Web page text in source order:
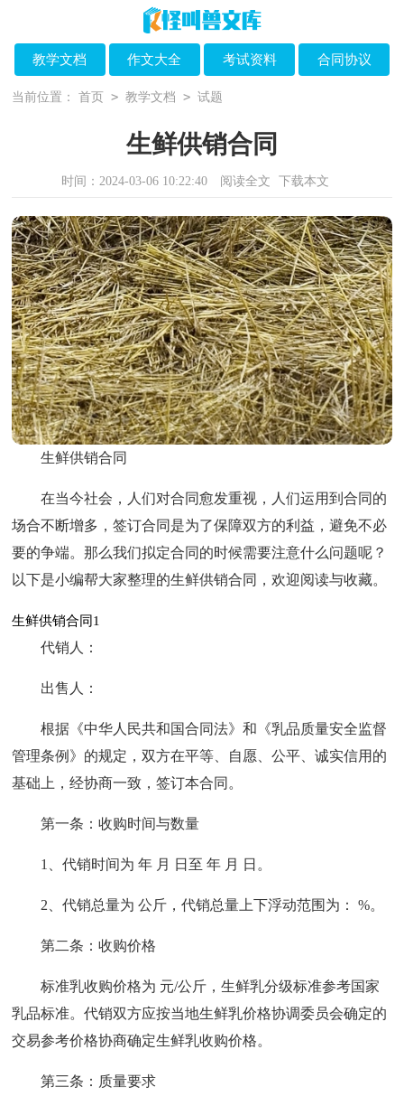
教学文档 作文大全 考试资料 合同协议
当前位置： 首页 > 教学文档 > 试题
生鲜供销合同
时间：2024-03-06 10:22:40 阅读全文 下载本文
生鲜供销合同
在当今社会，人们对合同愈发重视，人们运用到合同的
场合不断增多，签订合同是为了保障双方的利益，避免不必
要的争端。那么我们拟定合同的时候需要注意什么问题呢？
以下是小编帮大家整理的生鲜供销合同，欢迎阅读与收藏。
生鲜供销合同1
代销人：
出售人：
根据《中华人民共和国合同法》和《乳品质量安全监督
管理条例》的规定，双方在平等、自愿、公平、诚实信用的
基础上，经协商一致，签订本合同。
第一条：收购时间与数量
1、代销时间为 年 月 日至 年 月 日。
2、代销总量为 公斤，代销总量上下浮动范围为： %。
第二条：收购价格
标准乳收购价格为 元/公斤，生鲜乳分级标准参考国家
乳品标准。代销双方应按当地生鲜乳价格协调委员会确定的
交易参考价格协商确定生鲜乳收购价格。
第三条：质量要求